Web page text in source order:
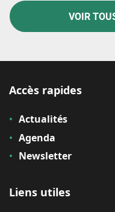
VOIR
Accès rapides
Actualités
Agenda
Newsletter
Liens utiles